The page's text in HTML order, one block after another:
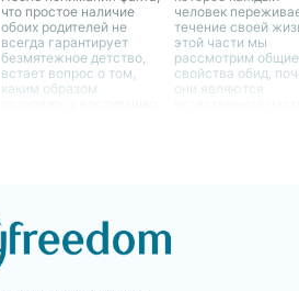
что простое наличие
обоих родителей не
всегда гарантирует
безмятежное детство,
встает вопрос о том,
каким образом
человек
течение своей
этой части мы
рассмотрим общие
свойства обид,
они являются